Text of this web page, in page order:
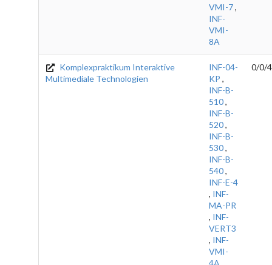
VMI-7,
INF-
VMI-
8A
Komplexpraktikum Interaktive
Multimediale Technologien
INF-04-
KP ,
INF-B-
510,
INF-B-
520,
INF-B-
530,
INF-B-
540,
INF-E-4
, INF-
MA-PR
, INF-
VERT3
, INF-
VMI-
4A
0/0/4